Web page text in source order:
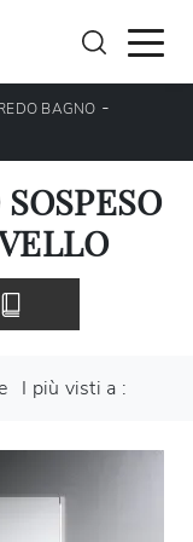
BAGNO -
I più visti a :